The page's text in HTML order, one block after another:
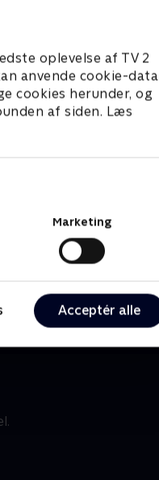
oplevelse af TV 2
anvende cookie-data
cookies herunder, og
af siden. Læs
Marketing
Acceptér alle
& Lea
• 1 sæsoner